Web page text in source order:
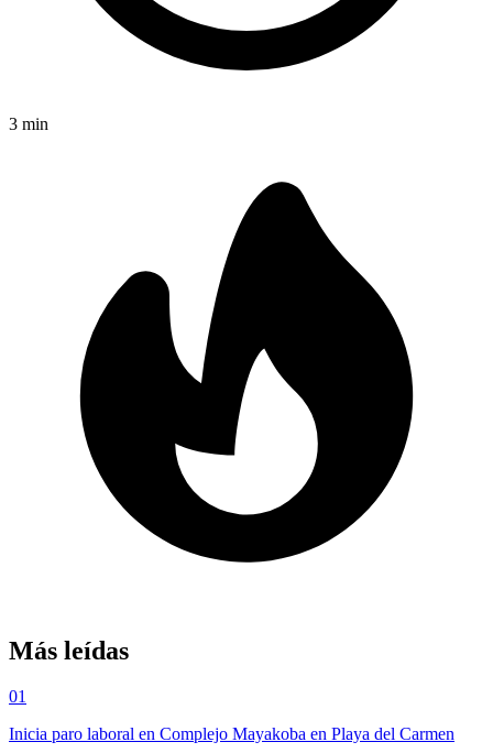
3 min
Más leídas
01
Inicia paro laboral en Complejo Mayakoba en Playa del Carmen